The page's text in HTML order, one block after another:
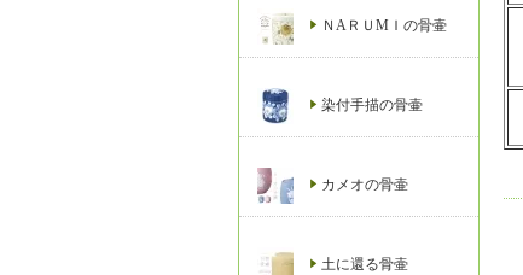
ＮAＲＵМＩの骨壷
染付手描の骨壷
カメオの骨壷
土に還る骨壷